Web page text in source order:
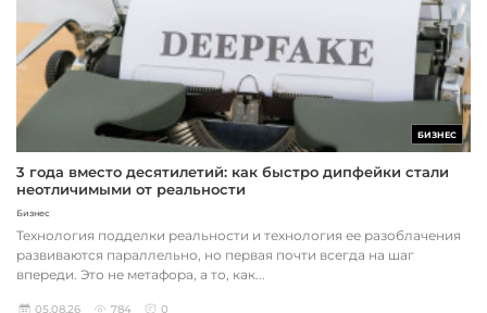
БИЗНЕС
3 года вместо десятилетий: как быстро дипфейки стали
неотличимыми от реальности
Бизнес
Технология подделки реальности и технология ее разоблачения
развиваются параллельно, но первая почти всегда на шаг
впереди. Это не метафора, а то, как...
05.08.26 784 0